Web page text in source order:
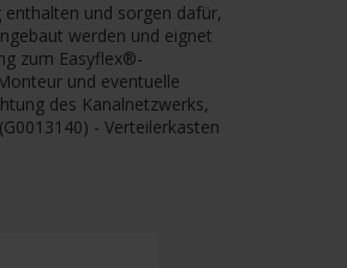
Englisch - Kanada
Nahen Osten
Russisch - Russland
Chinesisch - China
und sorgen dafür,
werden und eignet
zum Easyflex®-
und eventuelle
des Kanalnetzwerks,
- Verteilerkasten